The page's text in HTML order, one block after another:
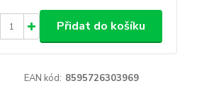
Přidat do košíku
EAN kód: 8595726303969